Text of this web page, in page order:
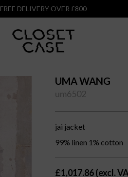
FREE DELIVERY OVER £800
UMA WANG
um6502
jai jacket
99% linen 1% cotton
£1,017.86 (excl.